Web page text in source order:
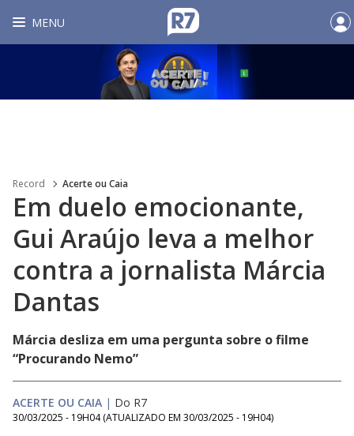
MENU
Record Acerte ou Caia
Em duelo emocionante,
Gui Araújo leva a melhor
contra a jornalista Márcia
Dantas
Márcia desliza em uma pergunta sobre o filme
“Procurando Nemo”
ACERTE OU CAIA | Do R7
30/03/2025 - 19H04 (ATUALIZADO EM 30/03/2025 - 19H04)